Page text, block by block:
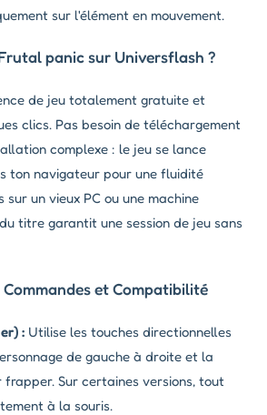
sur l'élément en mouvement.
panic sur Universflash ?
de jeu totalement gratuite et
clics. Pas besoin de téléchargement
complexe : le jeu se lance
ton navigateur pour une fluidité
un vieux PC ou une machine
titre garantit une session de jeu sans
Commandes et Compatibilité
: Utilise les touches directionnelles
de gauche à droite et la
Sur certaines versions, tout
à la souris.